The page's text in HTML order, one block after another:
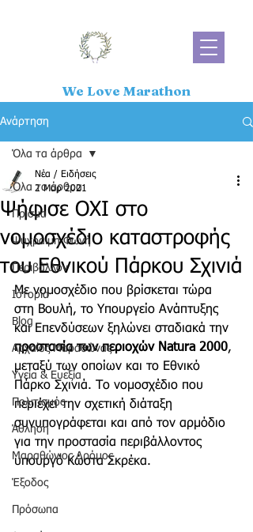
We Love Marathon
Ανάρτηση
Όλα τα άρθρα
Πρίσμα
Ψύχραιμη Φωνή
Περιβάλλον
Ιστορία
Blog
Αρχαίος Μαραθώνας
Υγεία & Ευεξία
Πολιτισμός
Άθληση
Μαραθώνιος Δρόμος
Έξοδος
Πρόσωπα
Όλα τα άρθρα
Ψήφισε ΟΧΙ στο
νομοσχέδιο καταστροφής
του Εθνικού Πάρκου Σχινιά
Νέα / Ειδήσεις
2 Μαρ 2021
Με νομοσχέδιο που βρίσκεται τώρα
στη Βουλή, το Υπουργείο Ανάπτυξης
και Επενδύσεων ξηλώνει σταδιακά την
προστασία των περιοχών Natura 2000,
μεταξύ των οποίων και το Εθνικό
Πάρκο Σχινιά. Το νομοσχέδιο που
περιέχει την σχετική διάταξη
συνυπογράφεται και από τον αρμόδιο
για την προστασία περιβάλλοντος
υπουργό Κώστα Σκρέκα.